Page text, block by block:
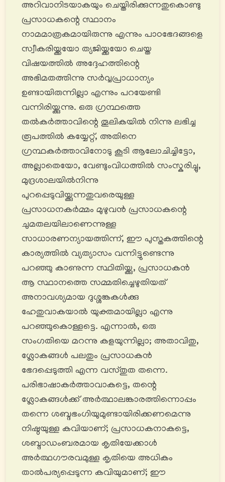
അറിവാനിടയാകയും ചെയ്തിരിക്കുന്നതുകൊണ്ടു
പ്രസാധകന്റെ സ്ഥാനം
നാമമാത്രകമായിരുന്നു എന്നും പാഠഭേദങ്ങളെ
സ്വീകരിയ്ക്കയോ ത്യജിയ്ക്കയോ ചെയ്ത
വിഷയത്തിൽ അദ്ദേഹത്തിന്റെ
അഭിമതത്തിന്നു സർവ്വപ്രാധാന്യം
ഉണ്ടായിരുന്നില്ലാ എന്നും പറയേണ്ടി
വന്നിരിയ്ക്കുന്നു. ഒരു ഗ്രന്ഥത്തെ
തൽകർത്താവിന്റെ തൂലികയിൽ നിന്നു ലഭിച്ച
രൂപത്തിൽ കയ്യേറ്റ്, അതിനെ
ഗ്രന്ഥകർത്താവിനോടു കൂടി ആലോചിച്ചിട്ടോ,
അല്ലാതെയോ, വേണ്ടുംവിധത്തിൽ സംസ്കരിച്ചു,
മുദ്രശാലയിൽനിന്നു
പുറപ്പെടുവിയ്ക്കുന്നതുവരെയുള്ള
പ്രസാധനകർമ്മം മുഴുവൻ പ്രസാധകന്റെ
ചുമതലയിലാണെന്നുള്ള
സാധാരണന്യായത്തിന്ന്, ഈ പുസ്തകത്തിന്റെ
കാര്യത്തിൽ വ്യത്യാസം വന്നിട്ടുണ്ടെന്നു
പറഞ്ഞു കാണുന്ന സ്ഥിതിയ്ക്കു, പ്രസാധകൻ
ആ സ്ഥാനത്തെ സമ്മതിച്ചെഴുതിയത്
അനാവശ്യമായ ദുശ്ശങ്കകൾക്കു
ഹേതുവാകയാൽ യുക്തമായില്ലാ എന്നു
പറഞ്ഞുകൊള്ളട്ടെ. എന്നാൽ, ഒരു
സംഗതിയെ മറന്നു കളയുന്നില്ലാ; അതാവിതു,
ശ്ലോകങ്ങൾ പലതും പ്രസാധകൻ
ഭേദപ്പെടുത്തി എന്ന വസ്തുത തന്നെ.
പരിഭാഷാകർത്താവാകട്ടെ, തന്റെ
ശ്ലോകങ്ങൾക്ക് അർത്ഥാലങ്കാരത്തിന്നൊപ്പം
തന്നെ ശബ്ദഭംഗിയുമുണ്ടായിരിക്കണമെന്നു
നിഷ്ഠയുള്ള കവിയാണ്; പ്രസാധകനാകട്ടെ,
ശബ്ദാഡംബരമായ കൃതിയേക്കാൾ
അർത്ഥഗൗരവമുള്ള കൃതിയെ അധികം
താൽപര്യപ്പെടുന്ന കവിയുമാണ്; ഈ